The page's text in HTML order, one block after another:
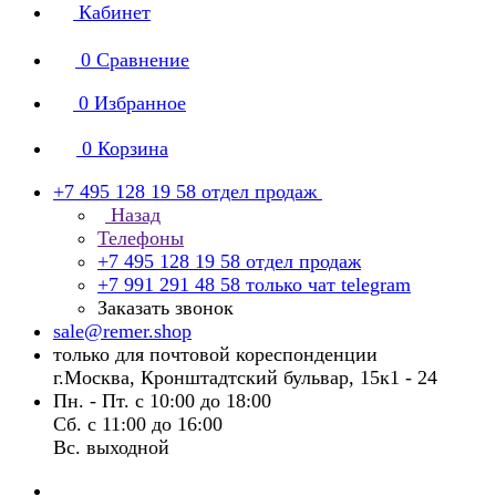
Кабинет
0 Сравнение
0 Избранное
0 Корзина
+7 495 128 19 58 отдел продаж
Назад
Телефоны
+7 495 128 19 58 отдел продаж
+7 991 291 48 58 только чат telegram
Заказать звонок
sale@remer.shop
только для почтовой кореспонденции
г.Москва, Кронштадтский бульвар, 15к1 - 24
Пн. - Пт. с 10:00 до 18:00
Сб. с 11:00 до 16:00
Вс. выходной